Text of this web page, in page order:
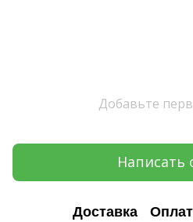
Добавьте
Написать
Доставка